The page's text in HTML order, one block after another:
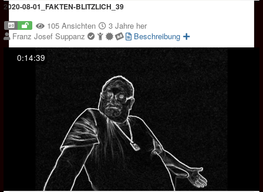
2020-08-01_FAKTEN-BLITZLICH_39
105 Ansichten
3 Jahre her
Franz Josef Suppanz
Beschreibung
0:14:39